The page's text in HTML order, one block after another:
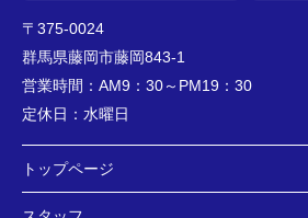
〒375-0024
群馬県藤岡市藤岡843-1
営業時間： AM9：30～PM19：30
定休日： 水曜日
トップページ